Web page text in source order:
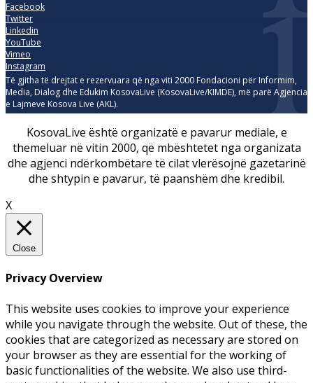
Facebook
Twitter
Linkedin
YouTube
Vimeo
Instagram
Të gjitha të drejtat e rezervuara që nga viti 2000 Fondacioni për Informim,
Media, Dialog dhe Edukim KosovaLive (KosovaLive/KIMDE), më parë Agjencia
e Lajmeve Kosova Live (AKL).
KosovaLive është organizatë e pavarur mediale, e
themeluar në vitin 2000, që mbështetet nga organizata
dhe agjenci ndërkombëtare të cilat vlerësojnë gazetarinë
dhe shtypin e pavarur, të paanshëm dhe kredibil.
X
Close
Privacy Overview
This website uses cookies to improve your experience
while you navigate through the website. Out of these, the
cookies that are categorized as necessary are stored on
your browser as they are essential for the working of
basic functionalities of the website. We also use third-